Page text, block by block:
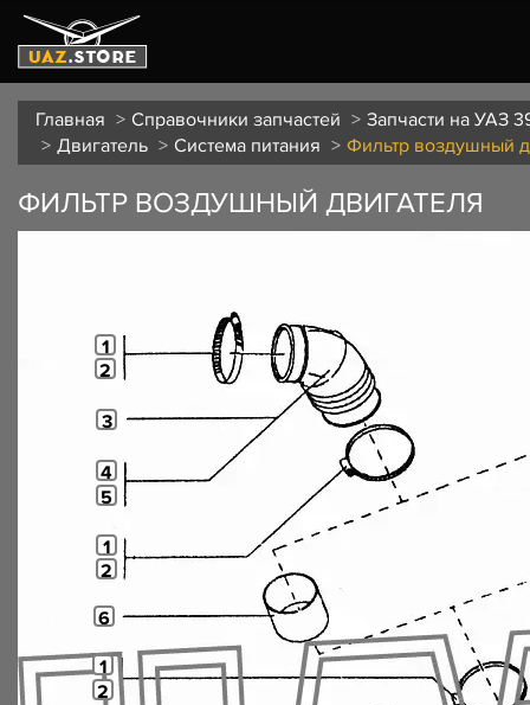
Главная Справочники запчастей
Запчасти на УАЗ
Двигатель
Система питания Фильтр воздушный
ФИЛЬТР ВОЗДУШНЫЙ ДВИГАТЕЛЯ
1
1
1
2
2
2
3
4
5
6